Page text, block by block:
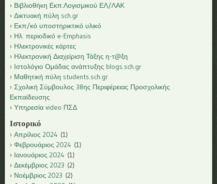
Βιβλιοθήκη Εκπ.Λογισμικού ΕΛ/ΛΑΚ
Δικτυακή πύλη sch.gr
Εκπ/κό υποστηρικτικό υλικό
Ηλ. περιοδικό e-Emphasis
Ηλεκτρονικές κάρτες
Ηλεκτρονική Διαχείριση Τάξης η-τ@ξη
Ιστολόγιο Ομάδας ανάπτυξης blogs.sch.gr
Μαθητική πύλη students.sch.gr
Σχολική Σύμβουλος 38ης Περιφέρειας Προσχολικής
Εκπαίδευσης
Υπηρεσία video ΠΣΔ
Ιστορικό
Απρίλιος 2024 (1)
Φεβρουάριος 2024 (1)
Ιανουάριος 2024 (1)
Δεκέμβριος 2023 (2)
Νοέμβριος 2023 (2)